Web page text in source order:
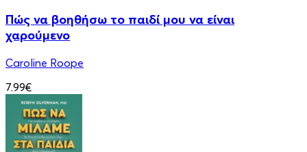
Πώς να βοηθήσω το παιδί μου να είναι
χαρούμενο
Caroline Roope
7.99€